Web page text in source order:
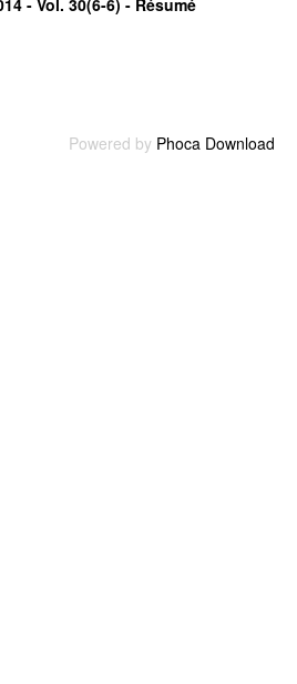
- Vol. 30(6-6) - Résumé
Powered by Phoca Download